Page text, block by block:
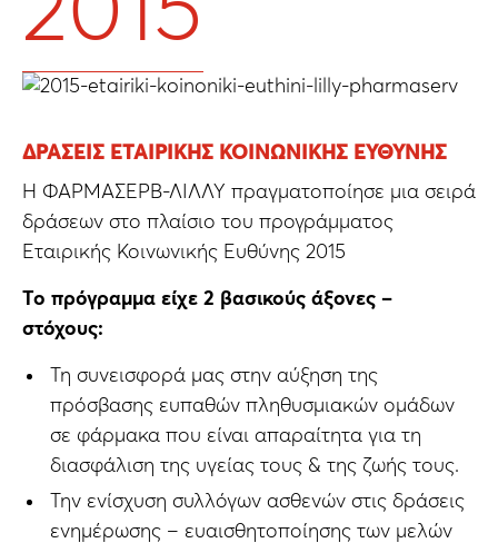
ΔΡΆΣΕΙΣ ΕΤΑΙΡΙΚΉΣ ΚΟΙΝΩΝΙΚΉΣ ΕΥΘΎΝΗΣ
H ΦΑΡΜΑΣΕΡΒ-ΛΙΛΛΥ πραγματοποίησε μια σειρά
δράσεων στο πλαίσιο του προγράμματος
Εταιρικής Κοινωνικής Ευθύνης 2015
Το πρόγραμμα είχε 2 βασικούς άξονες –
στόχους:
Τη συνεισφορά μας στην αύξηση της
πρόσβασης ευπαθών πληθυσμιακών ομάδων
σε φάρμακα που είναι απαραίτητα για τη
διασφάλιση της υγείας τους & της ζωής τους.
Την ενίσχυση συλλόγων ασθενών στις δράσεις
ενημέρωσης – ευαισθητοποίησης των μελών